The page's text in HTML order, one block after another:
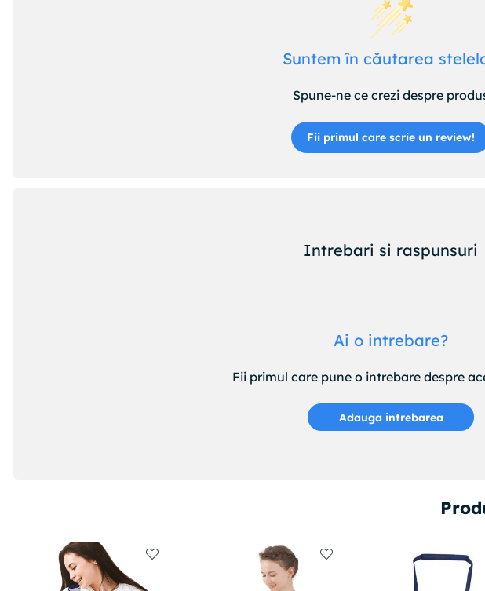
Suntem în căutarea
Spune-ne ce crezi despre
Fii primul care scrie un review!
Intrebari si raspunsuri
Ai o intrebare?
Fii primul care pune o intrebare despre
Adauga intrebarea